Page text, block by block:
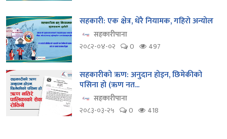
सहकारी: एक क्षेत्र, धेरै नियामक, गहिरो अन्योल
सहकारीपाना
२०८२-०४-०२
0 497
सहकारीको ऋण: अनुदान होइन, छिमेकीको
पसिना हो (ऋण नत...
सहकारीपाना
२०८३-०३-२५
0 418